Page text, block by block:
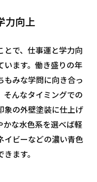
力向上
とで、仕事運と学力向
います。働き盛りの年
もみな学問に向き合っ
そんなタイミングでの
象の外壁塗装に仕上げ
かな水色系を選べば軽
イビーなどの濃い青色
ます。